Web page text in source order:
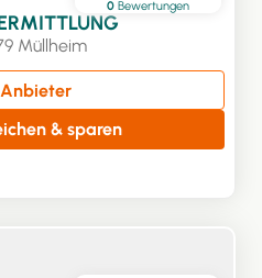
0 Bewertungen
Müllheim
& sparen